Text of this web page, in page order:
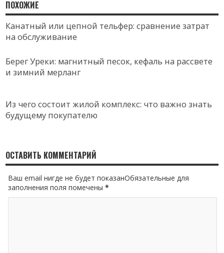
ПОХОЖИЕ
Канатный или цепной тельфер: сравнение затрат
на обслуживание
Берег Уреки: магнитный песок, кефаль на рассвете
и зимний мерланг
Из чего состоит жилой комплекс: что важно знать
будущему покупателю
ОСТАВИТЬ КОММЕНТАРИЙ
Ваш email нигде не будет показанОбязательные для
заполнения поля помечены*